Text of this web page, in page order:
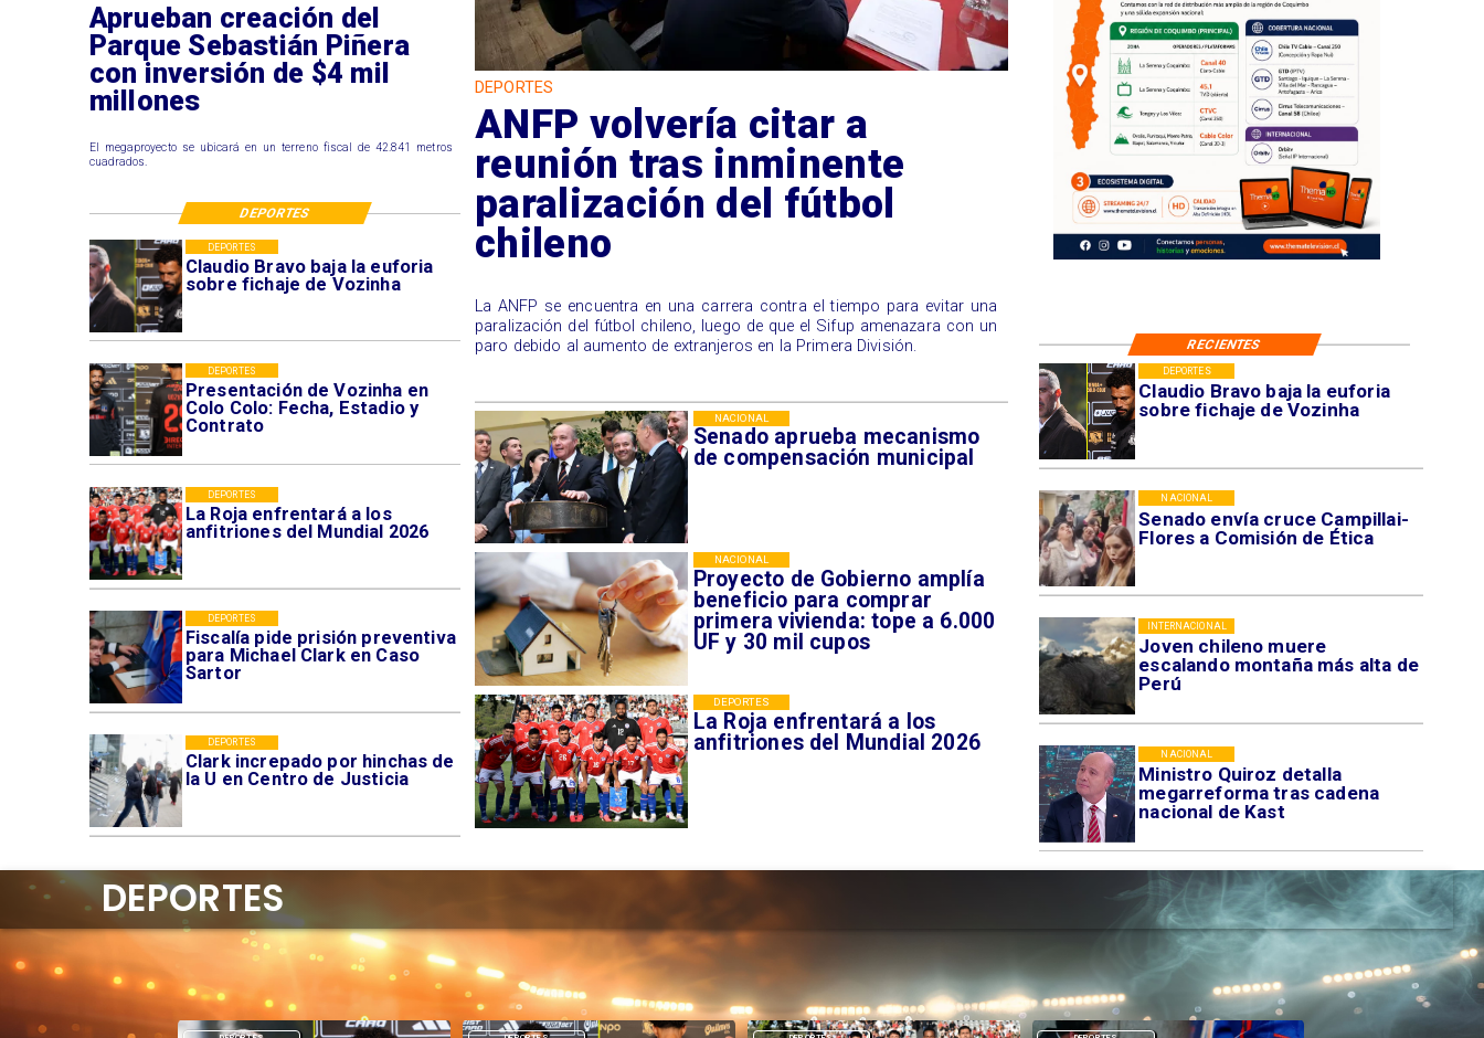
Claudio Bravo baja la euforia
sobre fichaje de Vozinha
DEPORTES
Senado envía cruce Campillai-
Flores a Comisión de Ética
NACIONAL
Joven chileno muere
escalando montaña más alta de
Perú
INTERNACIONAL
Ministro Quiroz detalla
megarreforma tras cadena
nacional de Kast
NACIONAL
Claudio Bravo baja la euforia
sobre fichaje de Vozinha
DEPORTES
Presentación de Vozinha en
Colo Colo: Fecha, Estadio y
Contrato
DEPORTES
La Roja enfrentará a los
anfitriones del Mundial 2026
DEPORTES
Fiscalía pide prisión preventiva
para Michael Clark en Caso
Sartor
DEPORTES
Clark increpado por hinchas de
la U en Centro de Justicia
DEPORTES
Senado aprueba mecanismo
de compensación municipal
NACIONAL
Proyecto de Gobierno amplía
beneficio para comprar
primera vivienda: tope a 6.000
UF y 30 mil cupos
NACIONAL
La Roja enfrentará a los
anfitriones del Mundial 2026
DEPORTES
Aprueban creación del
Parque Sebastián Piñera
con inversión de $4 mil
millones
El megaproyecto se ubicará en un terreno fiscal de 42.841 metros
cuadrados.
DEPORTES
ANFP volvería citar a
reunión tras inminente
paralización del fútbol
chileno
​La ANFP se encuentra en una carrera contra el tiempo para evitar una
paralización del fútbol chileno, luego de que el Sifup amenazara con un
paro debido al aumento de extranjeros en la Primera División.
RECIENTES
DEPORTES
DEPORTES